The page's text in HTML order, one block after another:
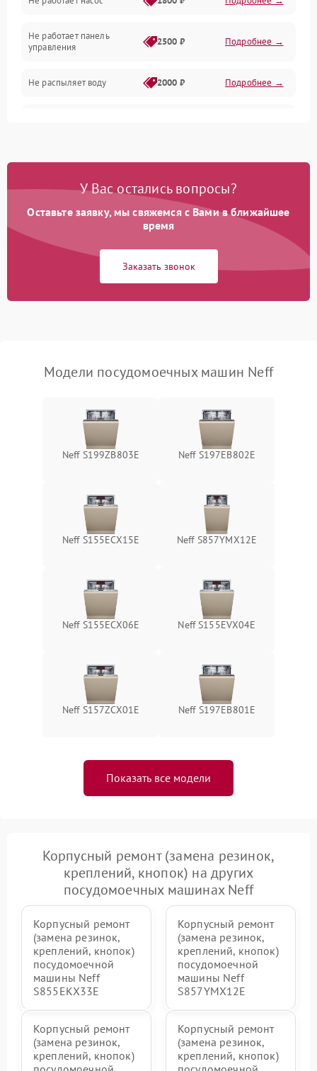
Вода
Гигиена
Программное обеспечение
Не работает панель
управления
2500 ₽ Подробнее →
Не распыляет воду 2000 ₽ Подробнее →
Проблемы с набором
Не работает сушилка 2100 ₽ Подробнее →
Сбои в работе таймера 1700 ₽
У Вас остались вопросы?
Оставьте заявку, мы свяжемся с Вами в ближайшее
время
Заказать звонок
Модели посудомоечных машин Neff
Neff S199ZB803E Neff S197EB802E
Neff S155ECX15E Neff S857YMX12E
Neff S155ECX06E Neff S155EVX04E
Neff S157ZCX01E Neff S197EB801E
Показать все модели
Корпусный ремонт (замена резинок,
креплений, кнопок) на других
посудомоечных машинах Neff
Корпусный ремонт
(замена резинок,
креплений, кнопок)
посудомоечной
машины Neff
S855EKX33E
Корпусный ремонт
(замена резинок,
креплений, кнопок)
посудомоечной
машины Neff
S857YMX12E
Корпусный ремонт
(замена резинок,
креплений, кнопок)
Корпусный ремонт
(замена резинок,
креплений, кнопок)